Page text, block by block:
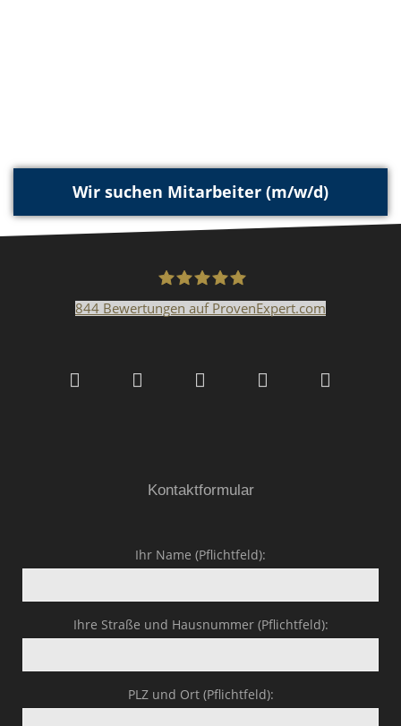
Wir suchen Mitarbeiter (m/w/d)
GmbH & Co.KG
844 Bewertungen auf ProvenExpert.com
Kontaktformular
Ihr Name (Pflichtfeld):
Ihre Straße und Hausnummer (Pflichtfeld):
PLZ und Ort (Pflichtfeld):